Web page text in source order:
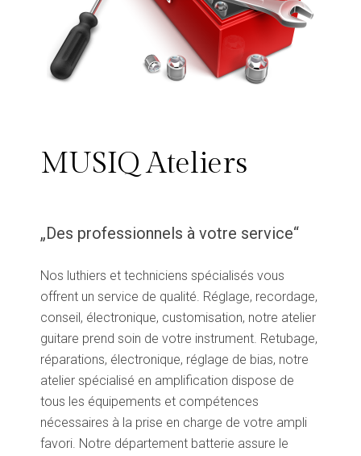
MUSIQ Ateliers
„Des professionnels à votre service“
Nos luthiers et techniciens spécialisés vous
offrent un service de qualité. Réglage, recordage,
conseil, électronique, customisation, notre atelier
guitare prend soin de votre instrument. Retubage,
réparations, électronique, réglage de bias, notre
atelier spécialisé en amplification dispose de
tous les équipements et compétences
nécessaires à la prise en charge de votre ampli
favori. Notre département batterie assure le